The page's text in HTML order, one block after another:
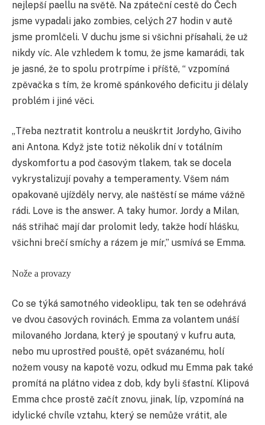
nejlepší paellu na světě. Na zpáteční cestě do Čech
jsme vypadali jako zombies, celých 27 hodin v autě
jsme promlčeli. V duchu jsme si všichni přísahali, že už
nikdy víc. Ale vzhledem k tomu, že jsme kamarádi, tak
je jasné, že to spolu protrpíme i příště, “ vzpomíná
zpěvačka s tím, že kromě spánkového deficitu ji dělaly
problém i jiné věci.
„Třeba neztratit kontrolu a neuškrtit Jordyho, Giviho
ani Antona. Když jste totiž několik dní v totálním
dyskomfortu a pod časovým tlakem, tak se docela
vykrystalizují povahy a temperamenty. Všem nám
opakovaně ujížděly nervy, ale naštěstí se máme vážně
rádi. Love is the answer. A taky humor. Jordy a Milan,
náš střihač mají dar prolomit ledy, takže hodí hlášku,
všichni brečí smíchy a rázem je mír,” usmívá se Emma.
Nože a provazy
Co se týká samotného videoklipu, tak ten se odehrává
ve dvou časových rovinách. Emma za volantem unáší
milovaného Jordana, který je spoutaný v kufru auta,
nebo mu uprostřed pouště, opět svázanému, holí
nožem vousy na kapotě vozu, odkud mu Emma pak také
promítá na plátno videa z dob, kdy byli šťastní. Klipová
Emma chce prostě začít znovu, jinak, líp, vzpomíná na
idylické chvíle vztahu, který se nemůže vrátit, ale